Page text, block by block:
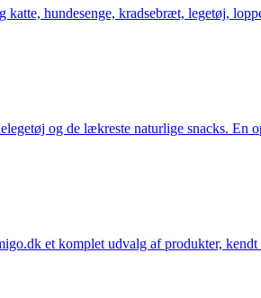
hundesenge, kradsebræt, legetøj,
og de lækreste naturlige snacks.
et komplet udvalg af produkter,